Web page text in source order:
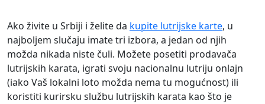
Ako živite u Srbiji i želite da kupite lutrijske karte, u
najboljem slučaju imate tri izbora, a jedan od njih
možda nikada niste čuli. Možete posetiti prodavača
lutrijskih karata, igrati svoju nacionalnu lutriju onlajn
(iako Vaš lokalni loto možda nema tu mogućnost) ili
koristiti kurirsku službu lutrijskih karata kao što je